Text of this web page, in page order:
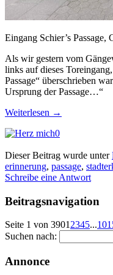
Eingang Schier’s
Als wir gestern vom
links auf dieses
Passage“ überschrieben
Ursprung der Passage…“
Weiterlesen →
0
Dieser Beitrag wurde unter
erinnerung, passage,
Schreibe eine Antwort
Beitragsnavigation
Seite 1 von 3901 2345...10
Suchen nach:
Annonce